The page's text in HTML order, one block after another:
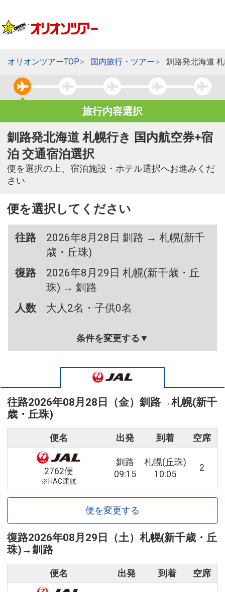
オリオンツアーTOP 国内旅行・ツアー 釧路発北海道
旅行内容選択
釧路発北海道 札幌行き 国内航空券+宿
泊 交通宿泊選択
便を選択の上、宿泊施設・ホテル選択へお進みくだ
さい
便を選択してください
往路
2026年8月28日 釧路 → 札幌(新千
歳・丘珠)
復路
2026年8月29日 札幌(新千歳・丘
珠) → 釧路
人数
大人2名・子供0名
条件を変更する▼
往路2026年08月28日（金） 釧路→札幌(新千
歳・丘珠)
便名 出発 到着 空席
2762便
※HAC運航
釧路
09:15
札幌(丘珠)
10:05
2
便を変更する
復路2026年08月29日（土） 札幌(新千歳・丘
珠) →釧路
便名 出発 到着 空席